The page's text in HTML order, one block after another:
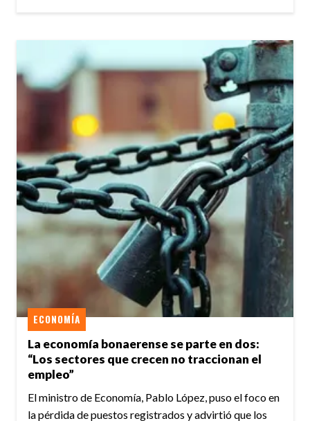
La economía bonaerense se parte en dos:
“Los sectores que crecen no traccionan el
empleo”
ECONOMÍA
El ministro de Economía, Pablo López, puso el foco en
la pérdida de puestos registrados y advirtió que los